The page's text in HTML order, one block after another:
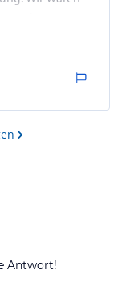
Bäckerei wo
Antwort!